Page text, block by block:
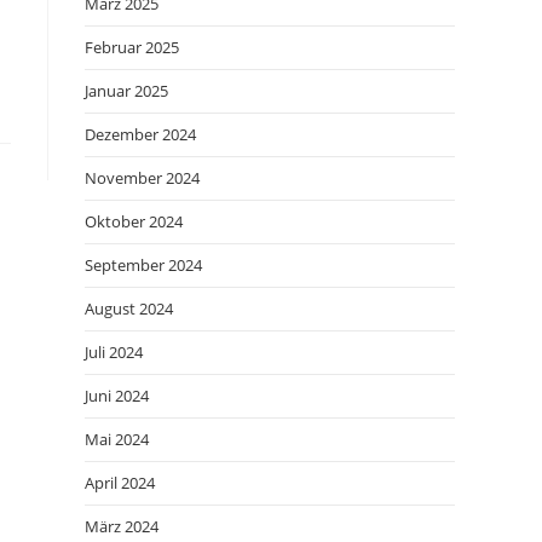
Februar 2025
Januar 2025
Dezember 2024
November 2024
Oktober 2024
September 2024
August 2024
Juli 2024
Juni 2024
Mai 2024
April 2024
März 2024